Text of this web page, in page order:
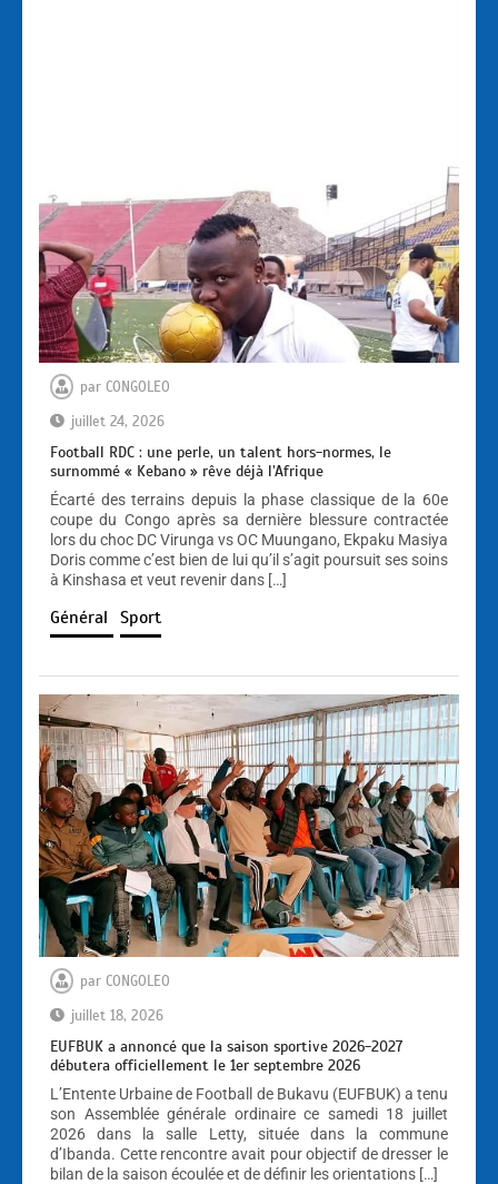
par CONGOLEO
juillet 24, 2026
Football RDC : une perle, un talent hors-normes, le
surnommé « Kebano » rêve déjà l’Afrique
Écarté des terrains depuis la phase classique de la 60e
coupe du Congo après sa dernière blessure contractée
lors du choc DC Virunga vs OC Muungano, Ekpaku Masiya
Doris comme c’est bien de lui qu’il s’agit poursuit ses soins
à Kinshasa et veut revenir dans […]
Général Sport
par CONGOLEO
juillet 18, 2026
EUFBUK a annoncé que la saison sportive 2026-2027
débutera officiellement le 1er septembre 2026
L’Entente Urbaine de Football de Bukavu (EUFBUK) a tenu
son Assemblée générale ordinaire ce samedi 18 juillet
2026 dans la salle Letty, située dans la commune
d’Ibanda. Cette rencontre avait pour objectif de dresser le
bilan de la saison écoulée et de définir les orientations […]